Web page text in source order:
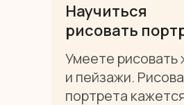
Научиться
рисовать
Умеете рисовать
и пейзажи.
портрета